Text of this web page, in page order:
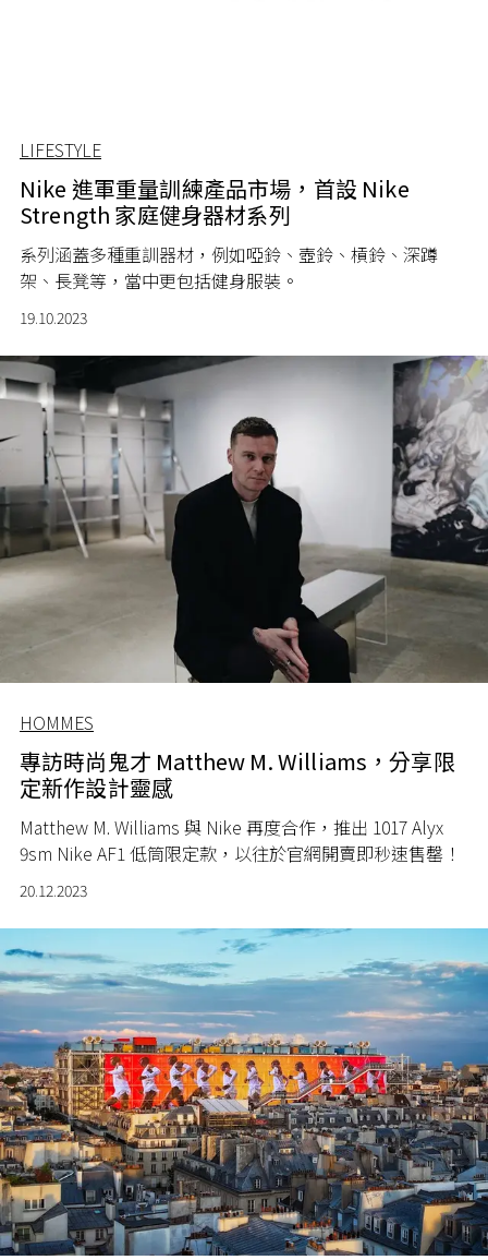
LIFESTYLE
Nike 進軍重量訓練產品市場，首設 Nike
Strength 家庭健身器材系列
系列涵蓋多種重訓器材，例如啞鈴、壺鈴、槓鈴、深蹲
架、長凳等，當中更包括健身服裝。
19.10.2023
HOMMES
專訪時尚鬼才 Matthew M. Williams，分享限
定新作設計靈感
Matthew M. Williams 與 Nike 再度合作，推出 1017 Alyx
9sm Nike AF1 低筒限定款，以往於官網開賣即秒速售罄！
20.12.2023